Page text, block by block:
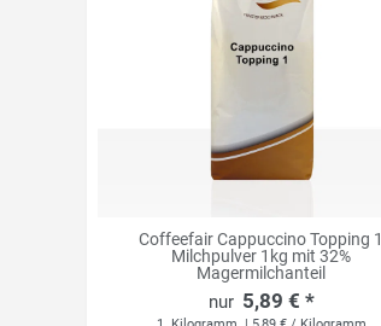
Coffeefair Cappuccino Topping 1
Milchpulver 1kg mit 32%
Magermilchanteil
5,89 € *